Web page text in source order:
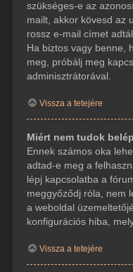
szükséges-e az
mailt, akkor kövesd az
rossz e-mail címet
Ha biztos vagy benne,
meg, próbálj meg
adminisztrátorával.
Vissza a tetejére
Miért nem tudok
Ennek számos oka
adtad-e meg a
lépj kapcsolatba a
meggyőződj róla, nem
a weboldal
konfigurációs hiba,
Vissza a tetejére